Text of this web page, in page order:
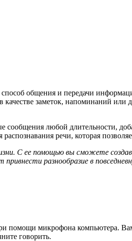
общения и передачи
заметок, напоминаний
сообщения любой длительности,
речи, которая
С ее помощью вы сможете
разнообразие в
помощи микрофона компьютера.
говорить.